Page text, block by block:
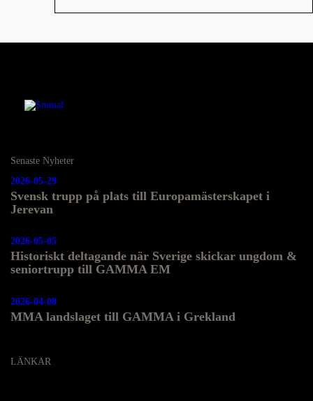
Senaste Nyheter
Svensk trupp på plats till Europamästerskapet i
Jerevan
2026-05-29
Historiskt deltagande när Sverige skickar ungdom &
seniortrupp till GAMMA EM
2026-05-05
MMA landslaget till GAMMA i Grekland
2026-04-08
LÄNKAR